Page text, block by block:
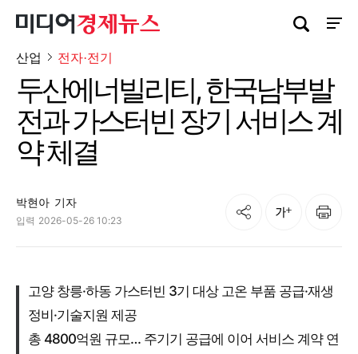
사이
검색창 열기
산업 전자·전기
두산에너빌리티, 한국남부발
전과 가스터빈 장기 서비스 계
약 체결
박현아 기자
입력 2026-05-26 10:23
공유 글자크기 인쇄
고양 창릉·하동 가스터빈 3기 대상 고온 부품 공급·재생
정비·기술지원 제공
총 4800억원 규모… 주기기 공급에 이어 서비스 계약 연